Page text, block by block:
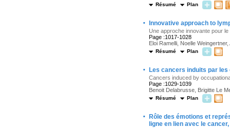
Résumé Plan
· Innovative approach to
Une approche innovante pour
Page :1017-1028
Eloi Ramelli, Noelle
Résumé Plan
· Les cancers induits par
Cancers induced by
Page :1029-1039
Benoit Delabrusse, Brigitte Le
Résumé Plan
·
Rôle des émotions et
ligne en lien avec le